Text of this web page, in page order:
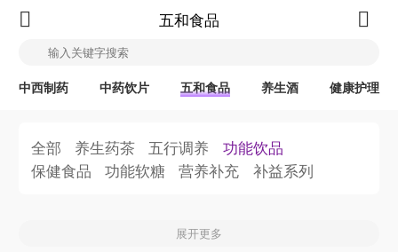
五和食品
中西制药 中药饮片 五和食品 养生酒 健康护理
全部 养生药茶 五行调养
功能饮品
保健食品
功能软糖 营养补充 补益系列
展开更多